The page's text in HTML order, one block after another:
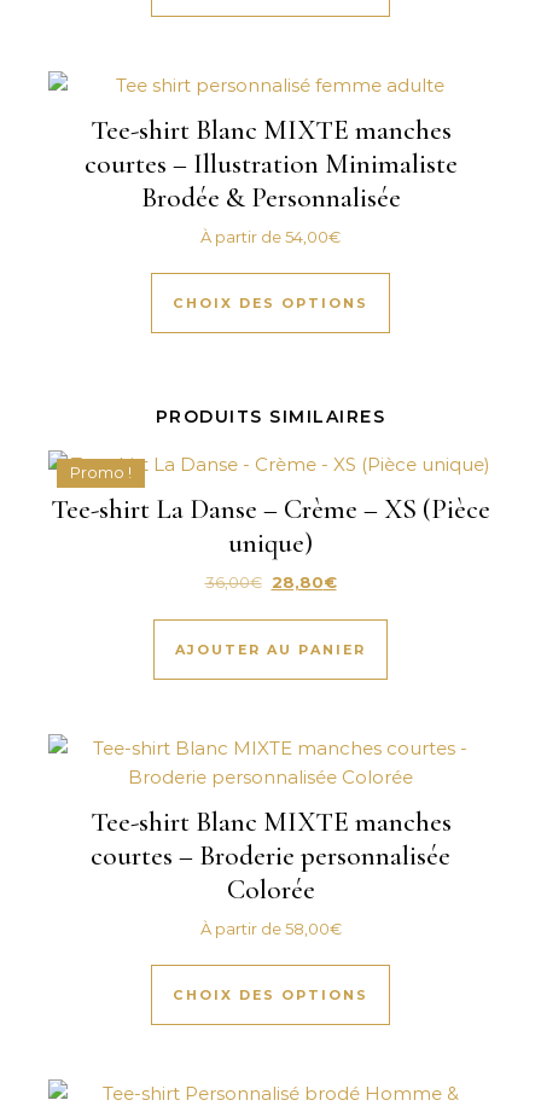
Tee-shirt Blanc MIXTE manches
courtes – Illustration Minimaliste
Brodée & Personnalisée
À partir de54,00€
CHOIX DES OPTIONS
Ce produit a
PRODUITS SIMILAIRES
Promo !
Tee-shirt La Danse – Crème – XS (Pièce
unique)
36,00€ Le prix initial était : 36,00€.
28,80€Le prix actuel est : 28,80€.
AJOUTER AU PANIER
Tee-shirt Blanc MIXTE manches
courtes – Broderie personnalisée
Colorée
À partir de58,00€
CHOIX DES OPTIONS
Ce produit a